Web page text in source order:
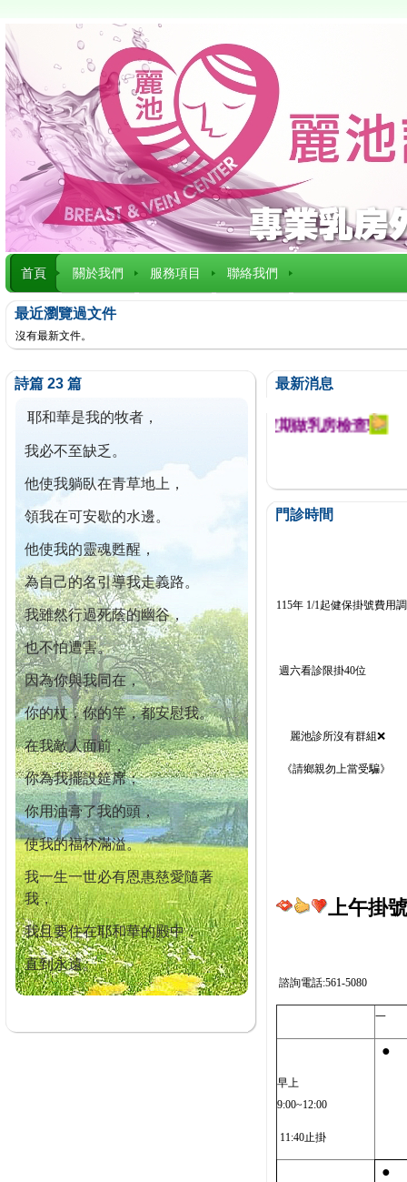
首頁 關於我們 服務項目 聯絡我們
最近瀏覽過文件
沒有最新文件。
詩篇 23 篇
耶和華是我的牧者，
我必不至缺乏。
他使我躺臥在青草地上，
領我在可安歇的水邊。
他使我的靈魂甦醒，
為自己的名引導我走義路。
我雖然行過死蔭的幽谷，
也不怕遭害。
因為你與我同在，
你的杖，你的竿，都安慰我。
在我敵人面前，
你為我擺設筵席；
你用油膏了我的頭，
使我的福杯滿溢。
我一生一世必有恩惠慈愛隨著
我，
我且要住在耶和華的殿中，
直到永遠。
最新消息
今已篩檢出1700位乳癌患者,提醒您定期做乳房檢查!
門診時間
115年 1/1起健保掛號費用
週六看診限掛40位
麗池診所沒有群組❌
《請鄉親勿上當受騙》
上午掛
諮詢電話:561-5080
一
早上
9:00~12:00
11:40止掛
●
●